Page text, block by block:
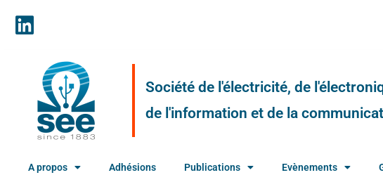
Société de l'électricité, de
de l'information et de la
A propos Adhésions Publications Evènements